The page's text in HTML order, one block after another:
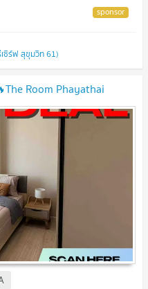
ซิร์ฟ สุขุมวิท 61)
Room Phayathai